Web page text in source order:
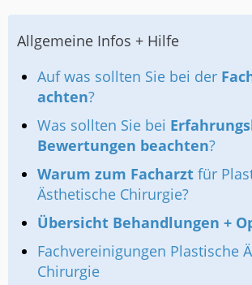
Allgemeine Infos + Hilfe
Auf was sollten Sie bei der
achten?
Was sollten Sie bei
Bewertungen beachten?
Warum zum Facharzt für
Ästhetische Chirurgie?
Übersicht Behandlungen +
Fachvereinigungen Plastische
Chirurgie